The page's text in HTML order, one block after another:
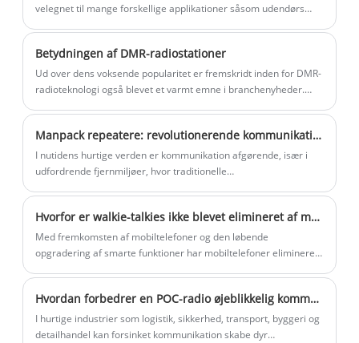
kommunikation. Ideel til gæstfrihed,
detailhandel og servicemiljøer.
velegnet til mange forskellige applikationer såsom udendørs
Betydningen af ​​DMR-radiostationer
Ud over dens voksende popularitet er fremskridt inden for DMR-
radioteknologi også blevet et varmt emne i branchenyheder.
lydkvaliteten, forlænge batterilevetiden og udvide rækkevidden.
Disse fremskridt forbedrer ikke kun brugeroplevelsen, men gør
også DMR-radioer mere tilpasningsdygtige til det udviklende
Manpack repeatere: revolutionerende kommunikation i udfordrende miljøer
I nutidens hurtige verden er kommunikation afgørende, især i
udfordrende fjernmiljøer, hvor traditionelle
Hvorfor er walkie-talkies ikke blevet elimineret af mobiltelefoner? Svaret er her
Med fremkomsten af ​​mobiltelefoner og den løbende
opgradering af smarte funktioner har mobiltelefoner elimineret
Hvordan forbedrer en POC-radio øjeblikkelig kommunikation for moderne virksomheder?
I hurtige industrier som logistik, sikkerhed, transport, byggeri og
detailhandel kan forsinket kommunikation skabe dyr